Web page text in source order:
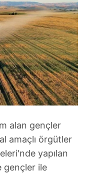
alan gençler
amaçlı örgütler
yapılan
gençler ile